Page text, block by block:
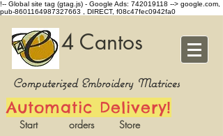
!-- Global site tag (gtag.js) - Google Ads: 742019118 --> google.com,
pub-8601164987327663 , DIRECT, f08c47fec0942fa0
4 Cantos
Computerized Embroidery Matrices
Automatic Delivery!
Start orders Store